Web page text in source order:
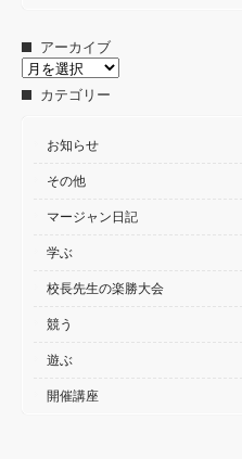
アーカイブ
ア
カテゴリー
お知らせ
その他
マージャン日記
学ぶ
校長先生の楽勝大会
競う
遊ぶ
開催講座